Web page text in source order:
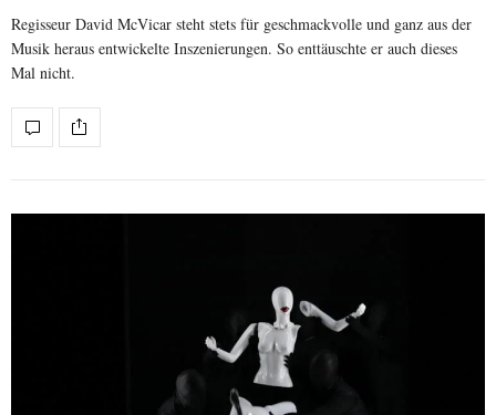
Regisseur David McVicar steht stets für geschmackvolle und ganz aus der
Musik heraus entwickelte Inszenierungen. So enttäuschte er auch dieses
Mal nicht.